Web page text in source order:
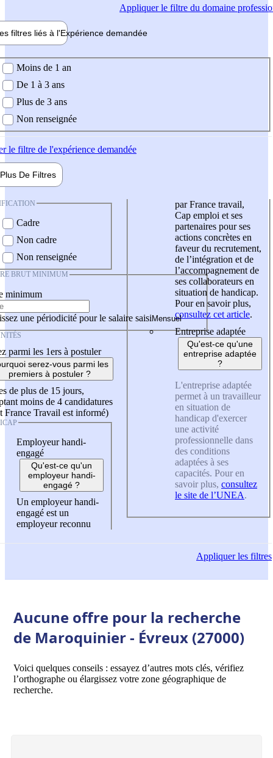
Appliquerle filtre du domaine
filtres liés à l'Expérience demandée
demandée
Moins de 1 an
De 1 à 3 ans
Plus de 3 ans
Non renseignée
le filtre de l'expérience demandée
Plus De Filtres
Cadre
Non cadre
Non renseignée
BRUT MINIMUM
minimum
une périodicité pour le salaire saisi
parmi les 1ers à postuler
serez-vous parmi les
premiers à postuler ?
de plus de 15 jours,
moins de 4 candidatures
France Travail est informé)
Employeur handi-
engagé
Qu'est-ce qu'un
employeur handi-
engagé ?
Un employeur handi-
engagé est un
employeur reconnu
par France travail,
Cap emploi et ses
partenaires pour ses
actions concrètes en
faveur du recrutement,
de l’intégration et de
l’accompagnement de
ses collaborateurs en
situation de handicap.
Pour en savoir plus,
consultez cet article.
Entreprise adaptée
Qu'est-ce qu'une
entreprise adaptée
?
L'entreprise adaptée
permet à un travailleur
en situation de
handicap d'exercer
une activité
professionnelle dans
des conditions
adaptées à ses
capacités. Pour en
savoir plus, consultez
le site de l’UNEA.
Appliquerles filtres
Aucune offre pour la recherche
de Maroquinier - Évreux (27000)
Voici quelques conseils : essayez d’autres mots clés, vérifiez
l’orthographe ou élargissez votre zone géographique de
recherche.